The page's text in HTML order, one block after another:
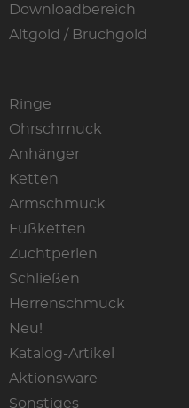
Downloadbereich
Altgold / Bruchgold
Ringe
Ohrschmuck
Anhänger
Ketten
Armschmuck
Fußketten
Zuchtperlen
Schließen
Herrenschmuck
Neu!
Katalog-Artikel
Aktionsware
Sonstiges